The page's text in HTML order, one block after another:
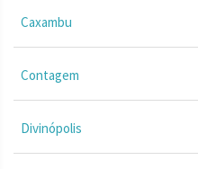
Caxambu
Contagem
Divinópolis